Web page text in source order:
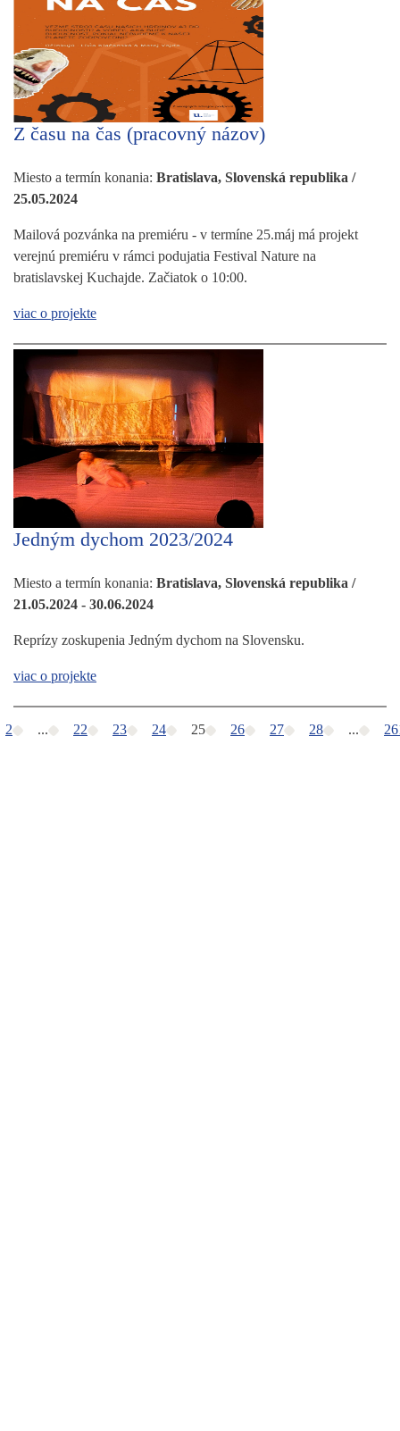
Z času na čas (pracovný názov)
Miesto a termín konania: Bratislava, Slovenská republika /
25.05.2024
Mailová pozvánka na premiéru - v termíne 25.máj má projekt
verejnú premiéru v rámci podujatia Festival Nature na
bratislavskej Kuchajde. Začiatok o 10:00.
viac o projekte
Jedným dychom 2023/2024
Miesto a termín konania: Bratislava, Slovenská republika /
21.05.2024 - 30.06.2024
Reprízy zoskupenia Jedným dychom na Slovensku.
viac o projekte
2 ... 22 23 24 25 26 27 28 ...